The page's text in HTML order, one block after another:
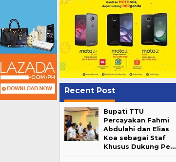
Recent Post
Bupati TTU
Percayakan Fahmi
Abdulahi dan Elias
Koa sebagai Staf
Khusus Dukung Pe…